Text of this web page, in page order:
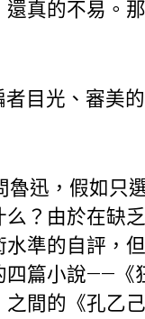
真的不易。
目光、審美
魯迅，假如只
？由於在缺
準的自評，
四篇小說——《
之間的《孔乙